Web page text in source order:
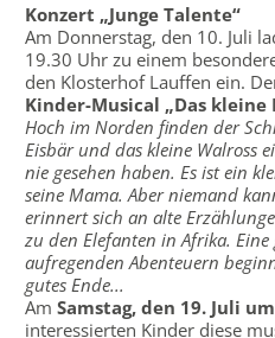
Konzert „Junge Talente“
Am Donnerstag, den 10. Juli
19.30 Uhr zu einem
den Klosterhof Lauffen ein.
Kinder-Musical „Das kleine
Hoch im Norden finden der
Eisbär und das kleine Walross
nie gesehen haben. Es ist ein
seine Mama. Aber niemand
erinnert sich an alte
zu den Elefanten in Afrika.
aufregenden Abenteuern
gutes Ende...
Am Samstag, den 19. Juli
interessierten Kinder diese